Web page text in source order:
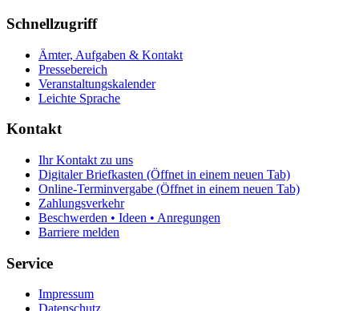
Schnellzugriff
Ämter, Aufgaben & Kontakt
Pressebereich
Veranstaltungskalender
Leichte Sprache
Kontakt
Ihr Kontakt zu uns
Digitaler Briefkasten (Öffnet in einem neuen Tab)
Online-Terminvergabe (Öffnet in einem neuen Tab)
Zahlungsverkehr
Beschwerden • Ideen • Anregungen
Barriere melden
Service
Impressum